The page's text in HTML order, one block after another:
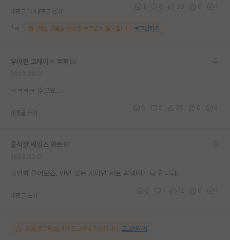
대댓글 1개 대댓글 쓰기
해당 댓글을 보려면 로그인이 필요합니다. 로그인하기
우아한 그레이스 호퍼
ㅋㅋㅋㅋ 수고요…
대댓글 쓰기
울적한 제임스 와트
당연히 물어보죠. 안면 있는 사이면 서로 학생얘기 다 합니다.
대댓글 쓰기
해당 댓글을 보려면 로그인이 필요합니다. 로그인하기